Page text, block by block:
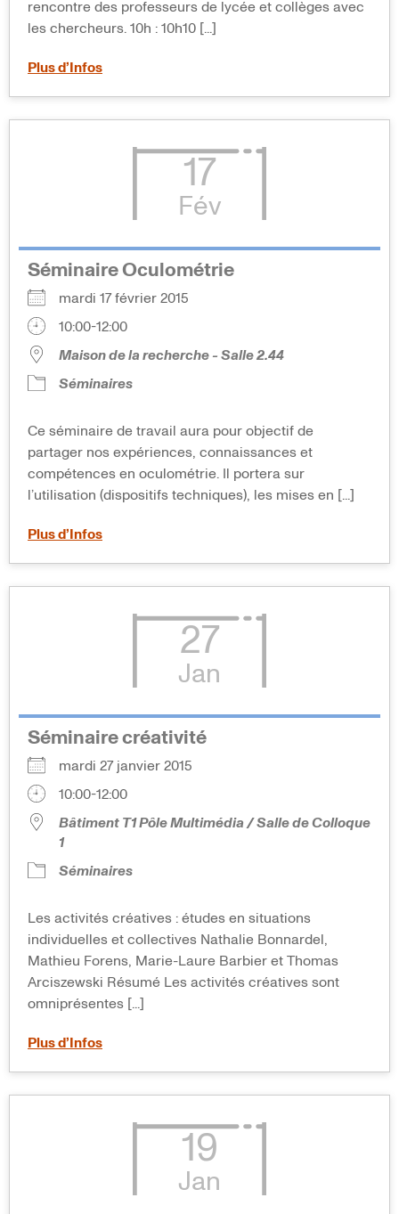
rencontre des professeurs de lycée et collèges avec
les chercheurs. 10h : 10h10 [...]
Plus d’Infos
17
Fév
Séminaire Oculométrie
mardi 17 février 2015
10:00-12:00
Maison de la recherche - Salle 2.44
Séminaires
Ce séminaire de travail aura pour objectif de
partager nos expériences, connaissances et
compétences en oculométrie. Il portera sur
l’utilisation (dispositifs techniques), les mises en [...]
Plus d’Infos
27
Jan
Séminaire créativité
mardi 27 janvier 2015
10:00-12:00
Bâtiment T1 Pôle Multimédia / Salle de Colloque
1
Séminaires
Les activités créatives : études en situations
individuelles et collectives Nathalie Bonnardel,
Mathieu Forens, Marie-Laure Barbier et Thomas
Arciszewski Résumé Les activités créatives sont
omniprésentes [...]
Plus d’Infos
19
Jan